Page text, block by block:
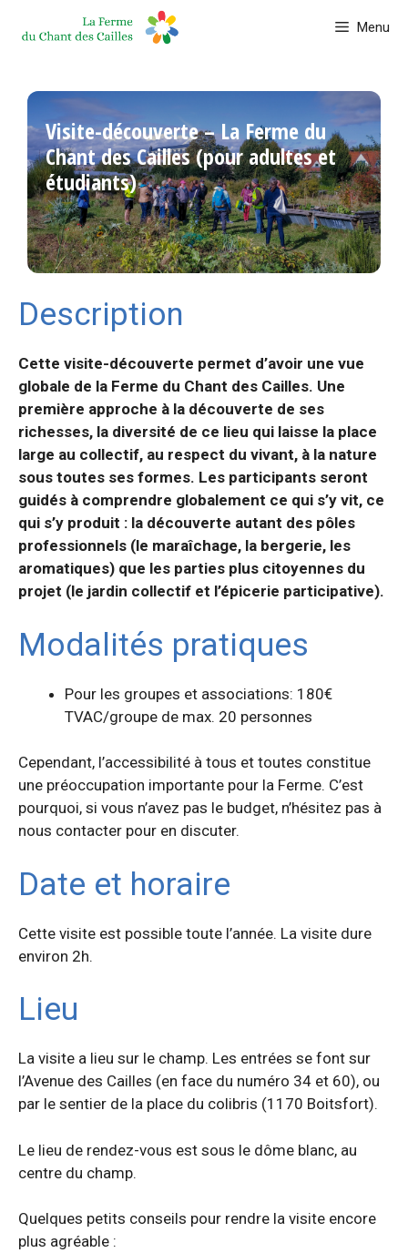
Menu
Visite-découverte – La Ferme du
Chant des Cailles (pour adultes et
étudiants)
Description
Cette visite-découverte permet d’avoir une vue
globale de la Ferme du Chant des Cailles. Une
première approche à la découverte de ses
richesses, la diversité de ce lieu qui laisse la place
large au collectif, au respect du vivant, à la nature
sous toutes ses formes. Les participants seront
guidés à comprendre globalement ce qui s’y vit, ce
qui s’y produit : la découverte autant des pôles
professionnels (le maraîchage, la bergerie, les
aromatiques) que les parties plus citoyennes du
projet (le jardin collectif et l’épicerie participative).
Modalités pratiques
Pour les groupes et associations: 180€
TVAC/groupe de max. 20 personnes
Cependant, l’accessibilité à tous et toutes constitue
une préoccupation importante pour la Ferme. C’est
pourquoi, si vous n’avez pas le budget, n’hésitez pas à
nous contacter pour en discuter.
Date et horaire
Cette visite est possible toute l’année. La visite dure
environ 2h.
Lieu
La visite a lieu sur le champ. Les entrées se font sur
l’Avenue des Cailles (en face du numéro 34 et 60), ou
par le sentier de la place du colibris (1170 Boitsfort).
Le lieu de rendez-vous est sous le dôme blanc, au
centre du champ.
Quelques petits conseils pour rendre la visite encore
plus agréable :